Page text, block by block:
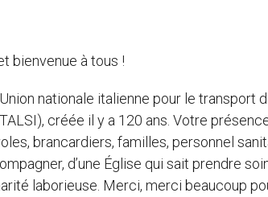
bienvenue à tous !
nationale italienne pour le transport
créée il y a 120 ans. Votre
brancardiers, familles, personnel
d’une Église qui sait prendre
laborieuse. Merci, merci beaucoup